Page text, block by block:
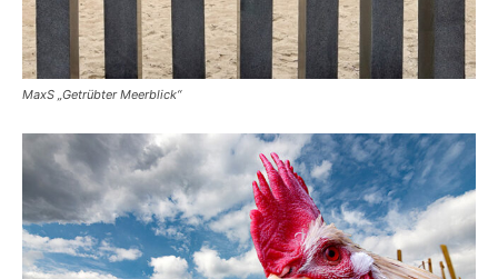
MaxS „Getrübter Meerblick“